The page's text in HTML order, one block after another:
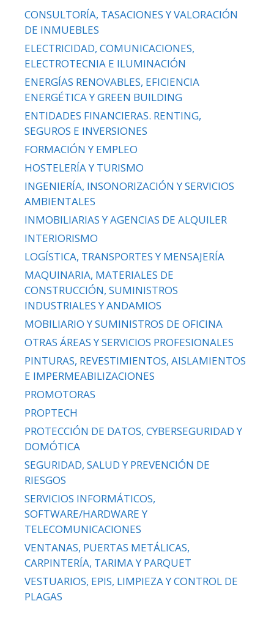
CONSULTORÍA, TASACIONES Y VALORACIÓN
DE INMUEBLES
ELECTRICIDAD, COMUNICACIONES,
ELECTROTECNIA E ILUMINACIÓN
ENERGÍAS RENOVABLES, EFICIENCIA
ENERGÉTICA Y GREEN BUILDING
ENTIDADES FINANCIERAS. RENTING,
SEGUROS E INVERSIONES
FORMACIÓN Y EMPLEO
HOSTELERÍA Y TURISMO
INGENIERÍA, INSONORIZACIÓN Y SERVICIOS
AMBIENTALES
INMOBILIARIAS Y AGENCIAS DE ALQUILER
INTERIORISMO
LOGÍSTICA, TRANSPORTES Y MENSAJERÍA
MAQUINARIA, MATERIALES DE
CONSTRUCCIÓN, SUMINISTROS
INDUSTRIALES Y ANDAMIOS
MOBILIARIO Y SUMINISTROS DE OFICINA
OTRAS ÁREAS Y SERVICIOS PROFESIONALES
PINTURAS, REVESTIMIENTOS, AISLAMIENTOS
E IMPERMEABILIZACIONES
PROMOTORAS
PROPTECH
PROTECCIÓN DE DATOS, CYBERSEGURIDAD Y
DOMÓTICA
SEGURIDAD, SALUD Y PREVENCIÓN DE
RIESGOS
SERVICIOS INFORMÁTICOS,
SOFTWARE/HARDWARE Y
TELECOMUNICACIONES
VENTANAS, PUERTAS METÁLICAS,
CARPINTERÍA, TARIMA Y PARQUET
VESTUARIOS, EPIS, LIMPIEZA Y CONTROL DE
PLAGAS